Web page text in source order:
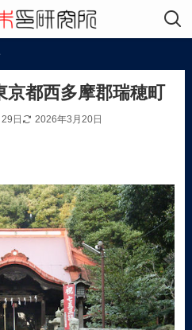
京都西多摩郡瑞穂町
日 2026年3月20日